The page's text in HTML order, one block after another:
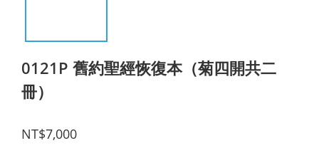
0121P 舊約聖經恢復本（菊四開共二
冊）
NT$7,000